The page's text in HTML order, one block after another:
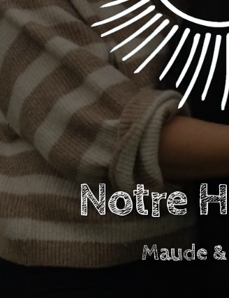
Notre
Maude